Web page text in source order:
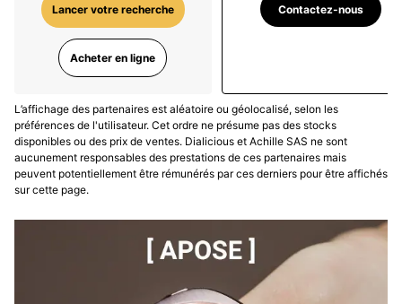
Lancer votre recherche
Acheter en ligne
Contactez-nous
L’affichage des partenaires est aléatoire ou géolocalisé, selon les
préférences de l'utilisateur. Cet ordre ne présume pas des stocks
disponibles ou des prix de ventes. Dialicious et Achille SAS ne sont
aucunement responsables des prestations de ces partenaires mais
peuvent potentiellement être rémunérés par ces derniers pour être affichés
sur cette page.